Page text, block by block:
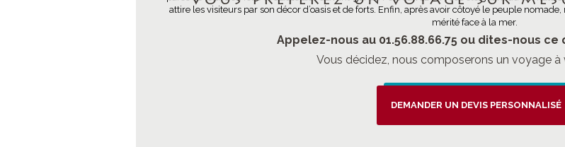
attire les visiteurs par son décor d’oasis et de forts. Enfin, après avoir côtoyé le peuple
mérité face à la mer.
TOUS LES VOYAGES
Appelez-nous au 01.56.88.66.75 ou dites-nous
Vous décidez, nous composerons un voyage à
DEMANDER UN DEVIS PERSONNALISÉ